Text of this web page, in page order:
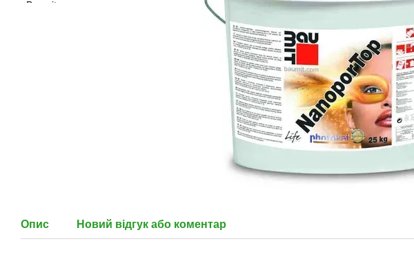
Опис Новий відгук або коментар